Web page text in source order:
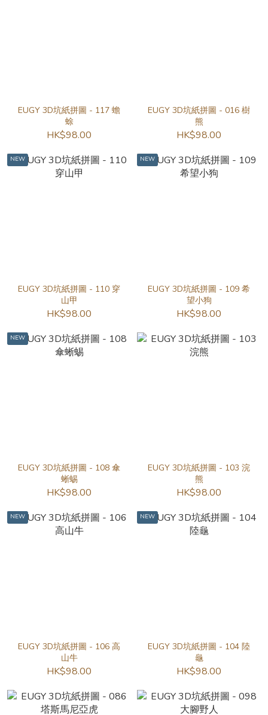
EUGY 3D坑紙拼圖 - 117 蟾
蜍
HK$98.00
EUGY 3D坑紙拼圖 - 016 樹
熊
HK$98.00
NEW
EUGY 3D坑紙拼圖 - 110 穿
山甲
HK$98.00
NEW
EUGY 3D坑紙拼圖 - 109 希
望小狗
HK$98.00
NEW
EUGY 3D坑紙拼圖 - 108 傘
蜥蜴
HK$98.00
EUGY 3D坑紙拼圖 - 103 浣
熊
HK$98.00
NEW
EUGY 3D坑紙拼圖 - 106 高
山牛
HK$98.00
NEW
EUGY 3D坑紙拼圖 - 104 陸
龜
HK$98.00